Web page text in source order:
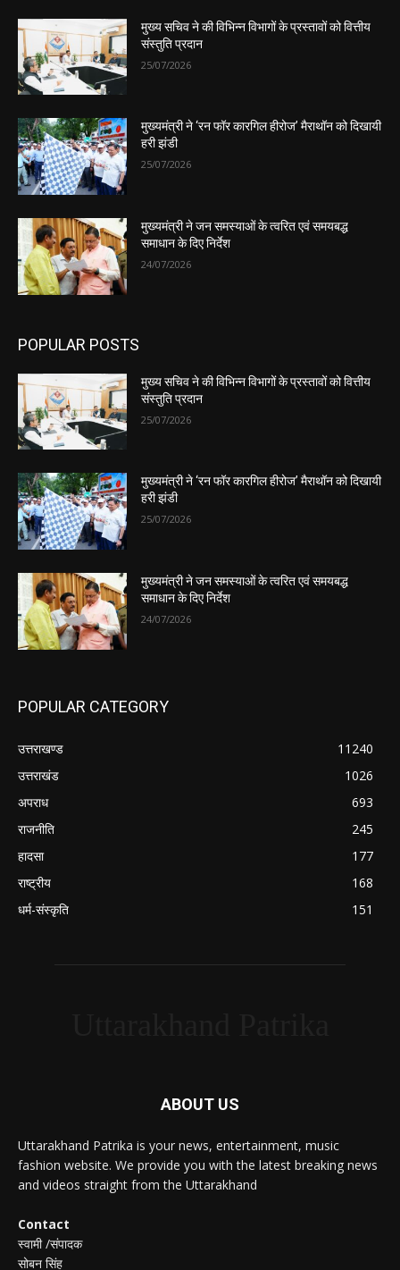
मुख्य सचिव ने की विभिन्न विभागों के प्रस्तावों को वित्तीय
संस्तुति प्रदान
25/07/2026
मुख्यमंत्री ने ‘रन फॉर कारगिल हीरोज’ मैराथॉन को दिखायी
हरी झंडी
25/07/2026
मुख्यमंत्री ने जन समस्याओं के त्वरित एवं समयबद्ध
समाधान के दिए निर्देश
24/07/2026
POPULAR POSTS
मुख्य सचिव ने की विभिन्न विभागों के प्रस्तावों को वित्तीय
संस्तुति प्रदान
25/07/2026
मुख्यमंत्री ने ‘रन फॉर कारगिल हीरोज’ मैराथॉन को दिखायी
हरी झंडी
25/07/2026
मुख्यमंत्री ने जन समस्याओं के त्वरित एवं समयबद्ध
समाधान के दिए निर्देश
24/07/2026
POPULAR CATEGORY
उत्तराखण्ड
11240
उत्तराखंड
1026
अपराध
693
राजनीति
245
हादसा
177
राष्ट्रीय
168
धर्म-संस्कृति
151
ABOUT US
Uttarakhand Patrika is your news, entertainment, music
fashion website. We provide you with the latest breaking news
and videos straight from the Uttarakhand
Contact
स्वामी /संपादक
सोबन सिंह